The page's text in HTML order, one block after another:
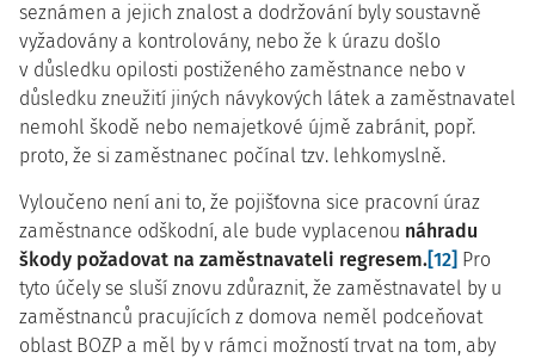
seznámen a jejich znalost a dodržování byly soustavně
vyžadovány a kontrolovány, nebo že k úrazu došlo
v důsledku opilosti postiženého zaměstnance nebo v
důsledku zneužití jiných návykových látek a zaměstnavatel
nemohl škodě nebo nemajetkové újmě zabránit, popř.
proto, že si zaměstnanec počínal tzv. lehkomyslně.
Vyloučeno není ani to, že pojišťovna sice pracovní úraz
zaměstnance odškodní, ale bude vyplacenou náhradu
škody požadovat na zaměstnavateli regresem.[12] Pro
tyto účely se sluší znovu zdůraznit, že zaměstnavatel by u
zaměstnanců pracujících z domova neměl podceňovat
oblast BOZP a měl by v rámci možností trvat na tom, aby